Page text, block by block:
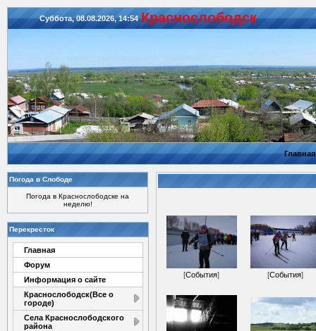
Суббота, 08.08.2026, 14:54 Красноcлободск
Главная
Погода в Слободе
Погода в Краснослободске на
неделю!
Перекресток
Главная
Форум
Информация о сайте
Краснослободск(Все о
городе)
Села Краснослободского
района
[События] [События]